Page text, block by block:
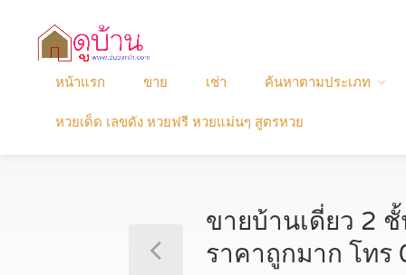
หน้าแรก ขาย เช่า ค้นหาตามประเภท
หวยเด็ด เลขดัง หวยฟรี หวยแม่นๆ สูตรหวย
ขายบ้านเดี่ยว 2
ราคาถูกมาก โท